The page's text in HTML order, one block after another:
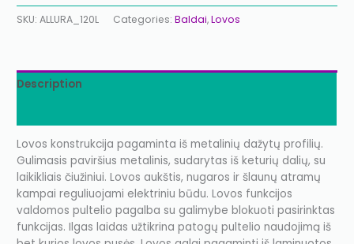
SKU:ALLURA_120L Categories:Baldai,Lovos
Description
Lovos konstrukcija pagaminta iš metalinių dažytų profilių.
Gulimasis paviršius metalinis, sudarytas iš keturių dalių, su
laikikliais čiužiniui. Lovos aukštis, nugaros ir šlaunų atramų
kampai reguliuojami elektriniu būdu. Lovos funkcijos
valdomos pultelio pagalba su galimybe blokuoti pasirinktas
funkcijas. Ilgas laidas užtikrina patogų pultelio naudojimą iš